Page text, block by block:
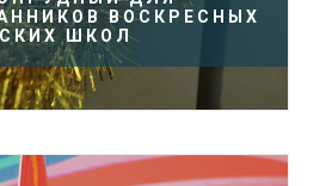
ВОСКРЕСНЫХ
ШКОЛ